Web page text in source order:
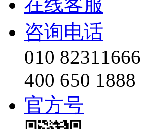
咨询电话
010 82311666
400 650 1888
官方号